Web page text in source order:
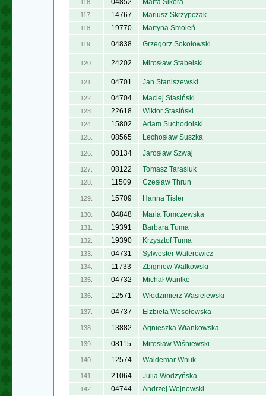
116. 04852 Marta Sikora
117. 14767 Mariusz Skrzypczak
118. 19770 Martyna Smoleń
119. 04838 Grzegorz Sokołowski
120. 24202 Mirosław Stabelski
121. 04701 Jan Staniszewski
122. 04704 Maciej Stasiński
123. 22618 Wiktor Stasiński
124. 15802 Adam Suchodolski
125. 08565 Lechosław Suszka
126. 08134 Jarosław Szwaj
127. 08122 Tomasz Tarasiuk
128. 11509 Czesław Thrun
129. 15709 Hanna Tisler
130. 04848 Maria Tomczewska
131. 19391 Barbara Tuma
132. 19390 Krzysztof Tuma
133. 04731 Sylwester Walerowicz
134. 11733 Zbigniew Walkowski
135. 04732 Michał Wantke
136. 12571 Włodzimierz Wasielewski
137. 04737 Elżbieta Wesołowska
138. 13882 Agnieszka Wiankowska
139. 08115 Mirosław Wiśniewski
140. 12574 Waldemar Wnuk
141. 21064 Julia Wodzyńska
142. 04744 Andrzej Wojnowski